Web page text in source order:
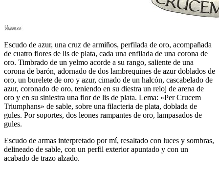
Escudo de azur, una cruz de armiños, perfilada de oro, acompañada
de cuatro flores de lis de plata, cada una enfilada de una corona de
oro. Timbrado de un yelmo acorde a su rango, saliente de una
corona de barón, adornado de dos lambrequines de azur doblados de
oro, un burelete de oro y azur, cimado de un halcón, cascabelado de
azur, coronado de oro, teniendo en su diestra un reloj de arena de
oro y en su siniestra una flor de lis de plata. Lema: «Per Crucem
Triumphans» de sable, sobre una filacteria de plata, doblada de
gules. Por soportes, dos leones rampantes de oro, lampasados de
gules.
Escudo de armas interpretado por mí, resaltado con luces y sombras,
delineado de sable, con un perfil exterior apuntado y con un
acabado de trazo alzado.